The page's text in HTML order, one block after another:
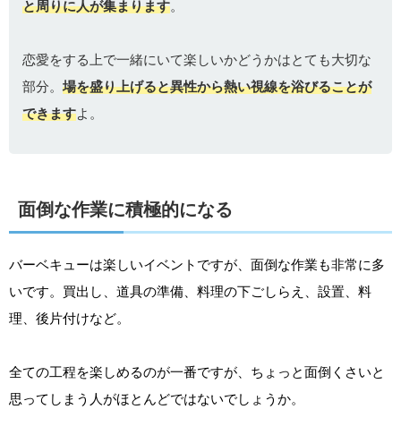
と周りに人が集まります。
恋愛をする上で一緒にいて楽しいかどうかはとても大切な
部分。 場を盛り上げると異性から熱い視線を浴びることが
できますよ。
面倒な作業に積極的になる
バーベキューは楽しいイベントですが、面倒な作業も非常に多
いです。買出し、道具の準備、料理の下ごしらえ、設置、料
理、後片付けなど。
全ての工程を楽しめるのが一番ですが、ちょっと面倒くさいと
思ってしまう人がほとんどではないでしょうか。